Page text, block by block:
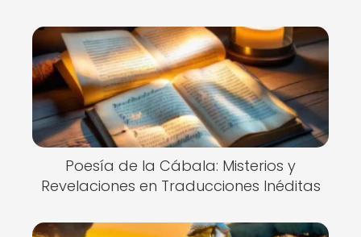
Poesía de la Cábala: Misterios y
Revelaciones en Traducciones Inéditas